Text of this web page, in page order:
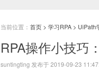
当前位置： 首页 > 学习RPA > UiPath
RPA操作小技巧
suntingting 发布于 2019-09-23